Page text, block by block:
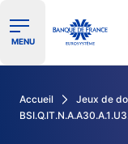
Ouvrir le menu
MENU
Accueil Jeux de